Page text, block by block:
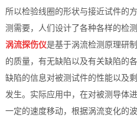
持
斯
森
所以检验线圈的形状与接近试件的
测需要，人们设计了各种各样的检
涡流探伤仪是基于涡流检测原理研
的质量，有无缺陷以及有关缺陷的
缺陷的信息对被测试件的性能以及
发生。实际应用中，在对被测导体
一定的速度移动，根据涡流变化的